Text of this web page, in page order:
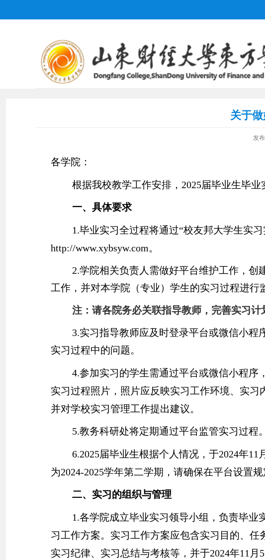
关于
发
各学院：
根据我校教学工作安排， 2025届毕业生毕业
一、具体要求
1.毕业实习全过程将通过“校友邦大学生实
http://www.xybsyw.com。
2.学院相关负责人需做好平台维护工作，创
工作，并对本学院（专业）学生的实习过程进行
注：请各院务必关联指导教师，完善实习计
3.实习指导教师应及时登录平台或微信小程
实习过程中的问题。
4.参加实习的学生需通过平台或微信小程序
实习过程照片，照片应反映实习工作环境、实
并对学校实习管理工作提出建议。
5.教务科研处将定期通过平台监管实习过程。
6.2025届毕业生根据个人情况，于2024年11
为2024-2025学年第二学期，请确保在平台设置
二、实习的组织与管理
1.各学院成立毕业实习领导小组，负责毕业
习工作方案。实习工作方案应包含实习目的、任
实习纪律、实习总结与考核等，并于2024年11 月 5